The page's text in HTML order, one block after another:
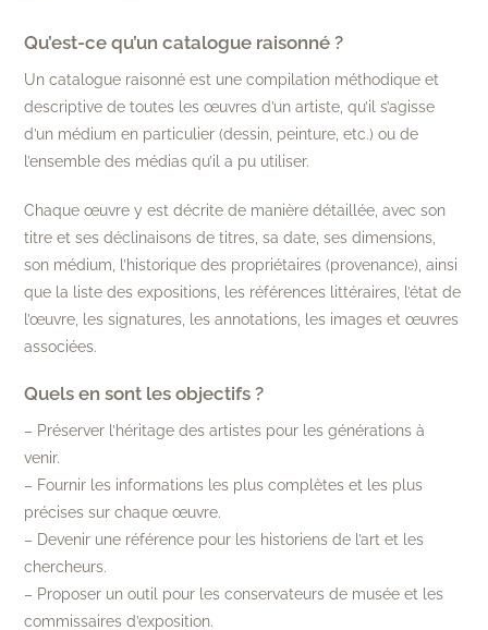
Qu’est-ce qu’un catalogue raisonné ?
Un catalogue raisonné est une compilation méthodique et
descriptive de toutes les œuvres d’un artiste, qu’il s’agisse
d’un médium en particulier (dessin, peinture, etc.) ou de
l’ensemble des médias qu’il a pu utiliser.
Chaque œuvre y est décrite de manière détaillée, avec son
titre et ses déclinaisons de titres, sa date, ses dimensions,
son médium, l’historique des propriétaires (provenance), ainsi
que la liste des expositions, les références littéraires, l’état de
l’œuvre, les signatures, les annotations, les images et œuvres
associées.
Quels en sont les objectifs ?
– Préserver l’héritage des artistes pour les générations à
venir.
– Fournir les informations les plus complètes et les plus
précises sur chaque œuvre.
– Devenir une référence pour les historiens de l’art et les
chercheurs.
– Proposer un outil pour les conservateurs de musée et les
commissaires d’exposition.